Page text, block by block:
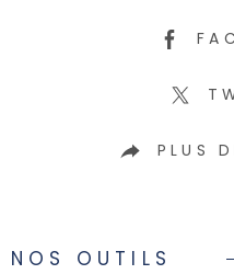
PLUS
NOS OUTILS